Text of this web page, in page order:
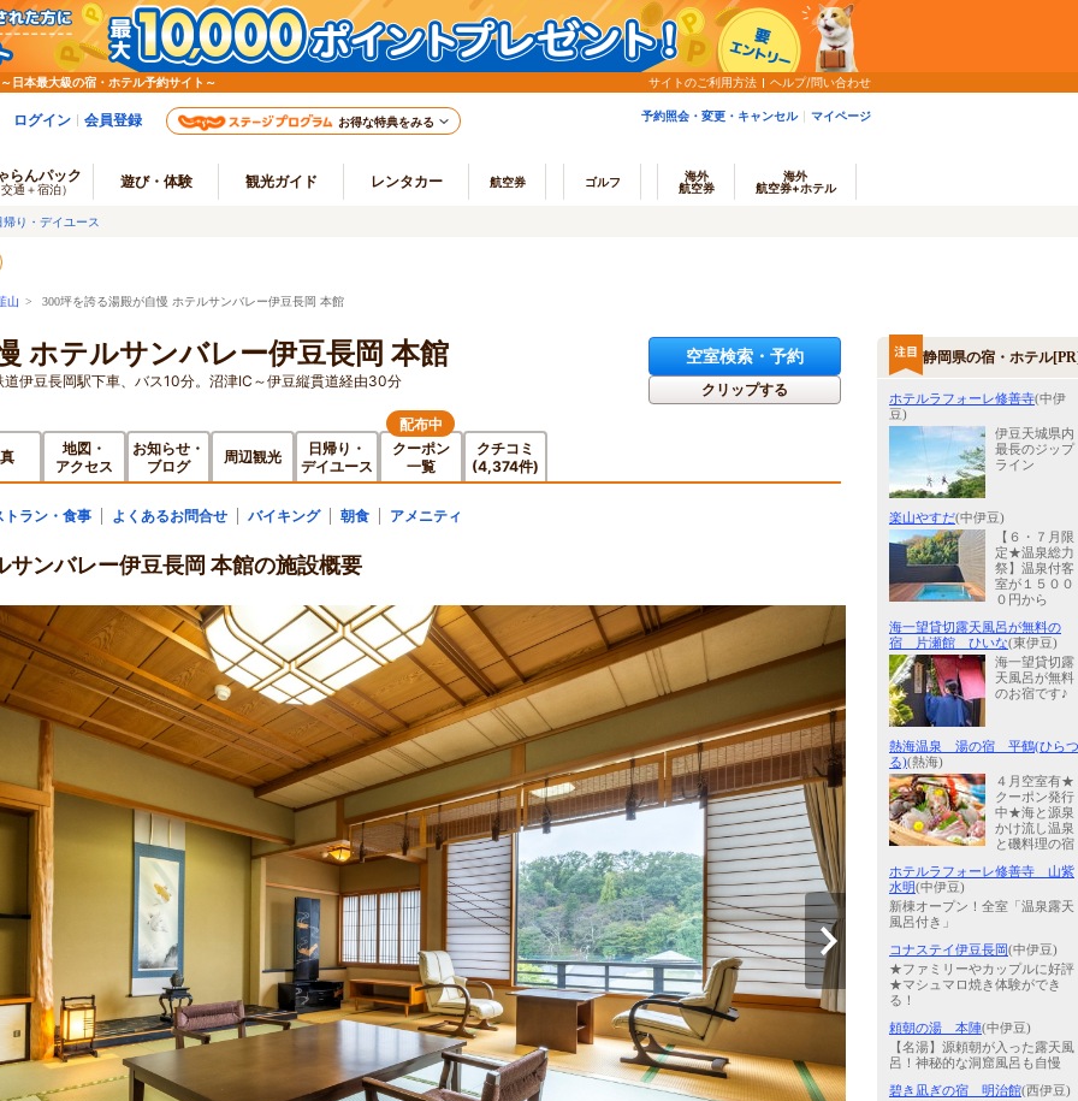
日本最大級の宿・ホテル予約サイト～ サイトのご利用方法 ヘルプ/問い合わせ
ログイン 会員登録 お得な特典をみる 予約照会・変更・キャンセル マイページ
らんパック
交通＋宿泊） 遊び・体験 観光ガイド レンタカー 航空券 ゴルフ
海外
航空券
海外
航空券+ホテル
帰り・デイユース
山 > 300坪を誇る湯殿が自慢 ホテルサンバレー伊豆長岡 本館
ホテルサンバレー伊豆長岡 本館
伊豆長岡駅下車、バス10分。沼津IC～伊豆縦貫道経由30分
空室検索・予約
クリップする
地図・
アクセス
お知らせ・
ブログ
周辺観光
日帰り・
デイユース
クーポン
一覧
配布中
クチコミ
(4,374件)
トラン・食事 よくあるお問合せ バイキング 朝食 アメニティ
ンバレー伊豆長岡 本館の施設概要
静岡県の宿・ホテル
ホテルラフォーレ修善寺(中伊
豆)
伊豆天城県内
最長のジップ
ライン
楽山やすだ(中伊豆)
【６・７月限
定★温泉総力
祭】温泉付客
室が１５００
０円から
海一望貸切露天風呂が無料の
宿 片瀬館 ひいな(東伊豆)
海一望貸切露
天風呂が無料
のお宿です♪
熱海温泉 湯の宿 平鶴(ひらつ
る)(熱海)
４月空室有★
クーポン発行
中★海と源泉
かけ流し温泉
と磯料理の宿
ホテルラフォーレ修善寺 山紫
水明(中伊豆)
新棟オープン！全室「温泉露天
風呂付き」
コナステイ伊豆長岡(中伊豆)
★ファミリーやカップルに好評
★マシュマロ焼き体験ができ
る！
頼朝の湯 本陣(中伊豆)
【名湯】源頼朝が入った露天風
呂！神秘的な洞窟風呂も自慢
碧き凪ぎの宿 明治館(西伊豆)